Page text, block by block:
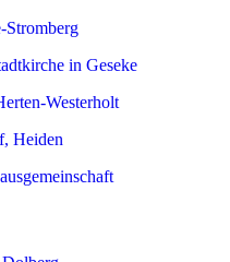
Stromberg
in Geseke
Westerholt
Heiden